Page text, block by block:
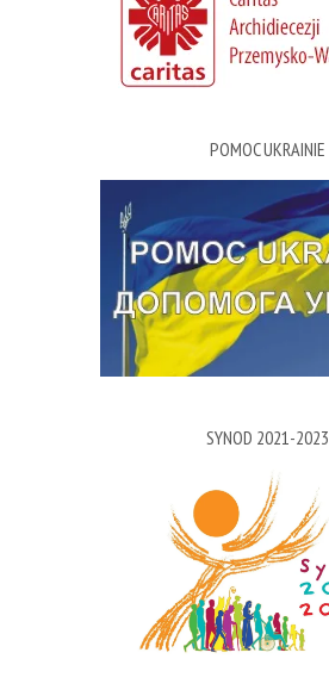
POMOC UKRAINIE
SYNOD 2021-2023